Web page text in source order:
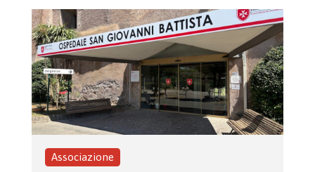
Associazione